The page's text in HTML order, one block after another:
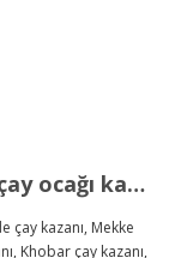
Suudi Arabistan Çay Kazanları, çay ocağı kazanı semaver
çay kazanı, Mekke
Khobar çay kazanı,